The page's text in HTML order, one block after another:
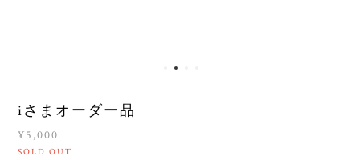
iさまオーダー品
¥5,000
SOLD OUT